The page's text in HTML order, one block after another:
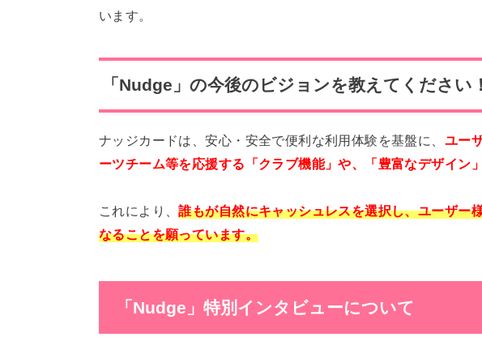
います。
「Nudge」の今後のビジョンを教えてください！
ナッジカードは、安心・安全で便利な利用体験を基盤に、 ユー
ーツチーム等を応援する「クラブ機能」や、「豊富なデザイン
これにより、誰もが自然にキャッシュレスを選択し、ユーザー
なることを願っています。
「Nudge」特別インタビューについて